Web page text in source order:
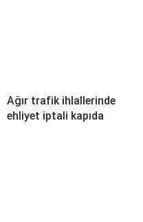
Ağır trafik ihlallerinde
ehliyet iptali kapıda